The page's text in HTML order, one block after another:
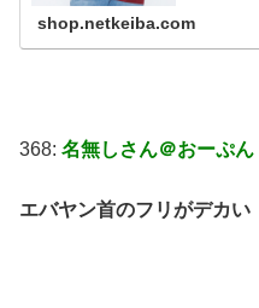
shop.netkeiba.com
368: 名無しさん＠おーぷん
エバヤン首のフリがデカい